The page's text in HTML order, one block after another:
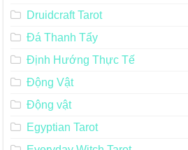
Druidcraft Tarot
Đá Thanh Tẩy
Định Hướng Thực Tế
Động Vật
Động vật
Egyptian Tarot